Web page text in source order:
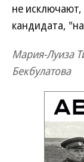
не
кандидата,
Мария-Луиза
Бекбулатова